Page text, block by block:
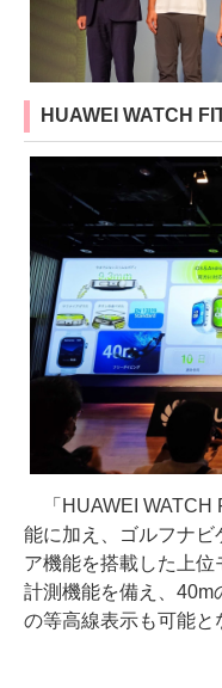
HUAWEI WATCH
「HUAWEI WATCH
能に加え、ゴルフナビ
ア機能を搭載した上位
計測機能を備え、40m
の等高線表示も可能と